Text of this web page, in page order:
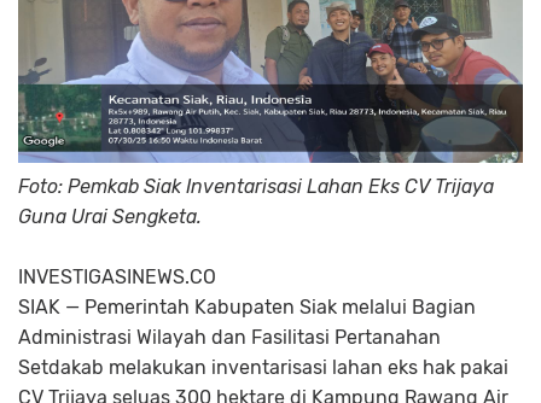
Foto: Pemkab Siak Inventarisasi Lahan Eks CV Trijaya
Guna Urai Sengketa.
INVESTIGASINEWS.CO
SIAK — Pemerintah Kabupaten Siak melalui Bagian
Administrasi Wilayah dan Fasilitasi Pertanahan
Setdakab melakukan inventarisasi lahan eks hak pakai
CV Trijaya seluas 300 hektare di Kampung Rawang Air